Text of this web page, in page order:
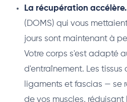
La récupération accélère.
(DOMS) qui vous
jours sont maintenant à
Votre corps s'est adapté
d'entraînement. Les
ligaments et fascias — se
de vos muscles, réduisant